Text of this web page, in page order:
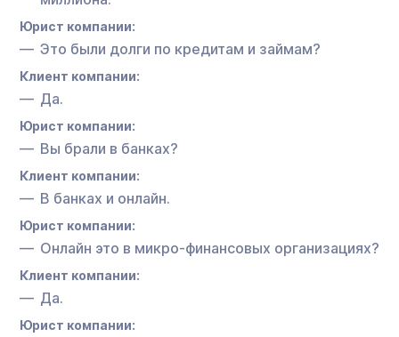
Юрист компании:
Это были долги по кредитам и займам?
Клиент компании:
Да.
Юрист компании:
Вы брали в банках?
Клиент компании:
В банках и онлайн.
Юрист компании:
Онлайн это в микро-финансовых организациях?
Клиент компании:
Да.
Юрист компании: